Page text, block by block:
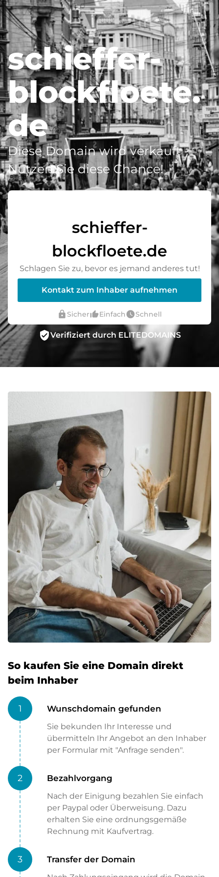
schieffer-
blockfloete.
de
Diese Domain wird verkauft -
Nutzen Sie diese Chance!
schieffer-
blockfloete.de
Schlagen Sie zu, bevor es jemand anderes tut!
Kontakt zum Inhaber aufnehmen
lock Sicherthumb_up_altEinfachwatch_laterSchnell
verified_userVerifiziert durch ELITEDOMAINS
So kaufen Sie eine Domain direkt
beim Inhaber
1 Wunschdomain gefunden
Sie bekunden Ihr Interesse und
übermitteln Ihr Angebot an den Inhaber
per Formular mit "Anfrage senden".
2 Bezahlvorgang
Nach der Einigung bezahlen Sie einfach
per Paypal oder Überweisung. Dazu
erhalten Sie eine ordnungsgemäße
Rechnung mit Kaufvertrag.
3 Transfer der Domain